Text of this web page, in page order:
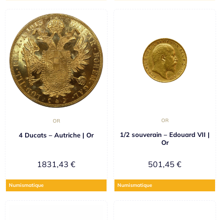
OR
4 Ducats – Autriche | Or
1831,43 €
Numismatique
OR
1/2 souverain – Edouard VII |
Or
501,45 €
Numismatique